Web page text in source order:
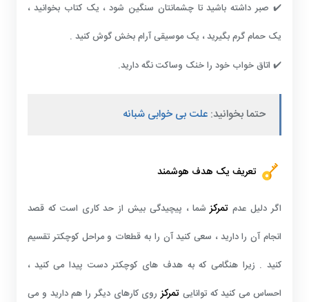
✔️ صبر داشته باشید تا چشمانتان سنگین شود ، یک کتاب بخوانید ،
یک حمام گرم بگیرید ، یک موسیقی آرام بخش گوش کنید .
✔️ اتاق خواب خود را خنک وساکت نگه دارید.
حتما بخوانید: علت بی خوابی شبانه
تعریف یک هدف هوشمند
اگر دلیل عدم تمرکزشما ، پیچیدگی بیش از حد کاری است که قصد
انجام آن را دارید ، سعی کنید آن را به قطعات و مراحل کوچکتر تقسیم
کنید . زیرا هنگامی که به هدف های کوچکتر دست پیدا می کنید ،
احساس می کنید که توانایی تمرکز روی کارهای دیگر را هم دارید و می